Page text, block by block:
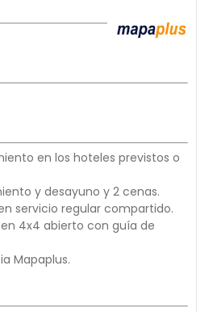
en los hoteles previstos o
y desayuno y 2 cenas.
servicio regular compartido.
4x4 abierto con guía de
Mapaplus.